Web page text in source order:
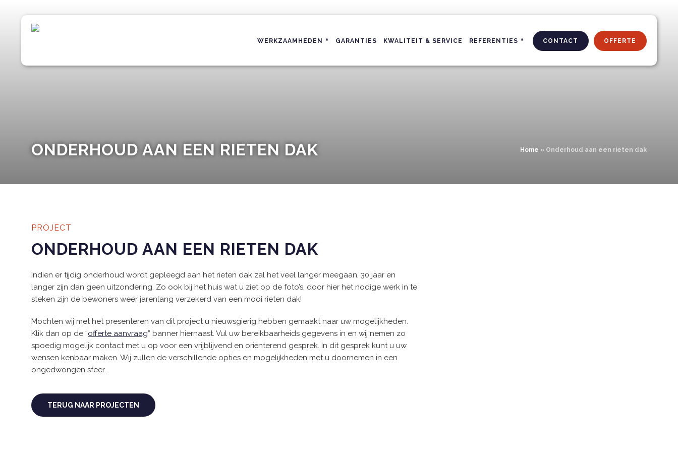
WERKZAAMHEDEN GARANTIES KWALITEIT & SERVICE REFERENTIES CONTACT OFFERTE
ONDERHOUD AAN EEN RIETEN DAK Home » Onderhoud aan een rieten dak
PROJECT
ONDERHOUD AAN EEN RIETEN DAK
Indien er tijdig onderhoud wordt gepleegd aan het rieten dak zal het veel langer meegaan, 30 jaar en
langer zijn dan geen uitzondering. Zo ook bij het huis wat u ziet op de foto’s, door hier het nodige werk in te
steken zijn de bewoners weer jarenlang verzekerd van een mooi rieten dak!
Mochten wij met het presenteren van dit project u nieuwsgierig hebben gemaakt naar uw mogelijkheden.
Klik dan op de “offerte aanvraag” banner hiernaast. Vul uw bereikbaarheids gegevens in en wij nemen zo
spoedig mogelijk contact met u op voor een vrijblijvend en oriënterend gesprek. In dit gesprek kunt u uw
wensen kenbaar maken. Wij zullen de verschillende opties en mogelijkheden met u doornemen in een
ongedwongen sfeer.
TERUG NAAR PROJECTEN